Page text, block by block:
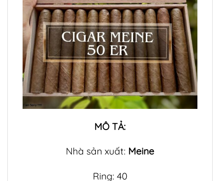
MÔ TẢ:
Nhà sản xuất: Meine
Ring: 40